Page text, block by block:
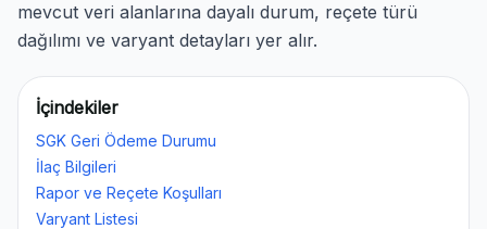
mevcut veri alanlarına dayalı durum, reçete türü
dağılımı ve varyant detayları yer alır.
İçindekiler
SGK Geri Ödeme Durumu
İlaç Bilgileri
Rapor ve Reçete Koşulları
Varyant Listesi